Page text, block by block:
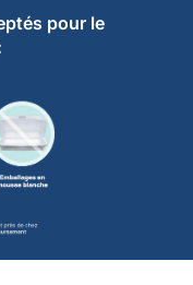
pour le